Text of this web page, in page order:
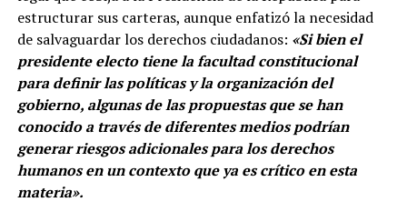
estructurar sus carteras, aunque enfatizó la necesidad
de salvaguardar los derechos ciudadanos: «Si bien el
presidente electo tiene la facultad constitucional
para definir las políticas y la organización del
gobierno, algunas de las propuestas que se han
conocido a través de diferentes medios podrían
generar riesgos adicionales para los derechos
humanos en un contexto que ya es crítico en esta
materia».